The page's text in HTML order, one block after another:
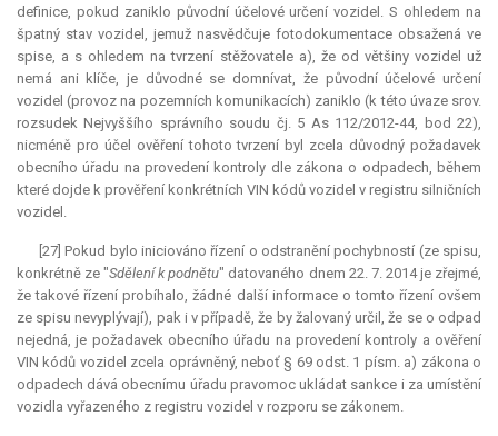
definice, pokud zaniklo původní účelové určení vozidel. S ohledem na
špatný stav vozidel, jemuž nasvědčuje fotodokumentace obsažená ve
spise, a s ohledem na tvrzení stěžovatele a), že od většiny vozidel už
nemá ani klíče, je důvodné se domnívat, že původní účelové určení
vozidel (provoz na pozemních komunikacích) zaniklo (k této úvaze srov.
rozsudek Nejvyššího správního soudu čj. 5 As 112/2012-44, bod 22),
nicméně pro účel ověření tohoto tvrzení byl zcela důvodný požadavek
obecního úřadu na provedení kontroly dle zákona o odpadech, během
které dojde k prověření konkrétních VIN kódů vozidel v registru silničních
vozidel.
[27] Pokud bylo iniciováno řízení o odstranění pochybností (ze spisu,
konkrétně ze "Sdělení k podnětu" datovaného dnem 22. 7. 2014 je zřejmé,
že takové řízení probíhalo, žádné další informace o tomto řízení ovšem
ze spisu nevyplývají), pak i v případě, že by žalovaný určil, že se o odpad
nejedná, je požadavek obecního úřadu na provedení kontroly a ověření
VIN kódů vozidel zcela oprávněný, neboť § 69 odst. 1 písm. a) zákona o
odpadech dává obecnímu úřadu pravomoc ukládat sankce i za umístění
vozidla vyřazeného z registru vozidel v rozporu se zákonem.